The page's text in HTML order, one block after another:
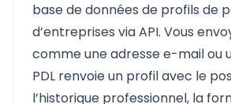
base de données de profils de
d’entreprises via API. Vous
comme une adresse e-mail ou
PDL renvoie un profil avec le
l’historique professionnel, la